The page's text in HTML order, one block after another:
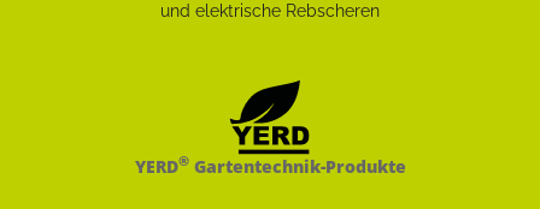
YERD®Gartentechnik-Produkte